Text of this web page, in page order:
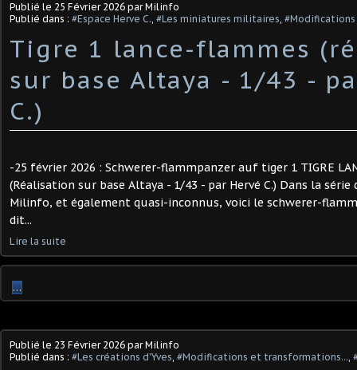
Publié le 25 Février 2026 par Milinfo
Publié dans : #Espace Herve C., #Les miniatures militaires,
Tigre 1 lance-flammes
sur base Altaya - 1/43 -
C.)
-25 février 2026 : Schwerer-flammpanzer auf tiger 1 TIGRE
(Réalisation sur base Altaya - 1/43 - par Hervé C.) Dans la
Milinfo, et également quasi-inconnus, voici le schwerer-
dit...
Lire la suite
…
Publié le 23 Février 2026 par Milinfo
Publié dans : #Les créations d'Yves, #Modifications et transformations...,